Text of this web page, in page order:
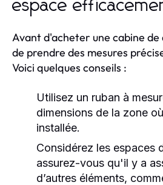
espace
Avant d'acheter une cabine de
de prendre des mesures
Voici quelques conseils :
Utilisez un ruban à
dimensions de la zone
installée.
Considérez les espaces
assurez-vous qu'il y a
d’autres éléments,